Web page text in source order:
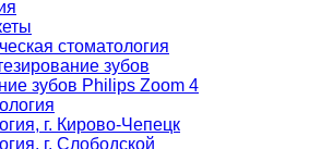
стоматология
зубов
зубов Philips Zoom 4
г. Кирово-Чепецк
г. Слободской